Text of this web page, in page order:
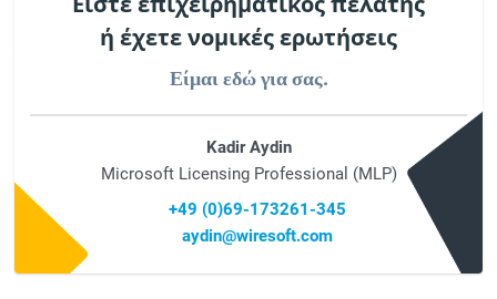
ή έχετε νομικές ερωτήσεις
Είμαι εδώ για σας.
Kadir Aydin
Microsoft Licensing Professional (MLP)
+49 (0)69-173261-345
aydin@wiresoft.com